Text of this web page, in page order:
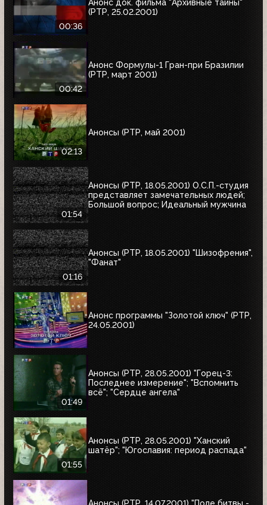
00:36
Анонс док. фильма "Архивные тайны"
(РТР, 25.02.2001)
00:42
Анонс Формулы-1 Гран-при Бразилии
(РТР, март 2001)
02:13
Анонсы (РТР, май 2001)
01:54
Анонсы (РТР, 18.05.2001) О.С.П.-студия
представляет замечательных людей;
Большой вопрос; Идеальный мужчина
01:16
Анонсы (РТР, 18.05.2001) "Шизофрения",
"Фанат"
Анонс программы "Золотой ключ" (РТР,
24.05.2001)
01:49
Анонсы (РТР, 28.05.2001) "Горец-3:
Последнее измерение"; "Вспомнить
всё"; "Сердце ангела"
01:55
Анонсы (РТР, 28.05.2001) "Ханский
шатёр"; "Югославия: период распада"